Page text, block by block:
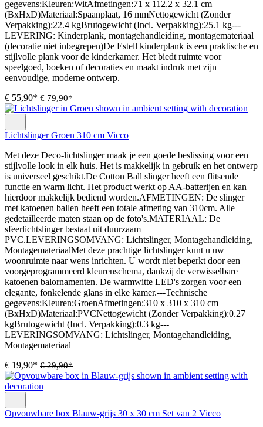
gegevens:Kleuren:WitAfmetingen:71 x 112.2 x 32.1 cm
(BxHxD)Materiaal:Spaanplaat, 16 mmNettogewicht (Zonder
Verpakking):22.4 kgBrutogewicht (Incl. Verpakking):25.1 kg---
LEVERING: Kinderplank, montagehandleiding, montagemateriaal
(decoratie niet inbegrepen)De Estell kinderplank is een praktische en
stijlvolle plank voor de kinderkamer. Het biedt ruimte voor
speelgoed, boeken of decoraties en maakt indruk met zijn
eenvoudige, moderne ontwerp.
€ 55,90* € 79,90*
Lichtslinger Groen 310 cm Vicco
Met deze Deco-lichtslinger maak je een goede beslissing voor een
stijlvolle look in elk huis. Het is makkelijk in gebruik en het ontwerp
is universeel geschikt.De Cotton Ball slinger heeft een flitsende
functie en warm licht. Het product werkt op AA-batterijen en kan
hierdoor makkelijk bediend worden.AFMETINGEN: De slinger
met katoenen ballen heeft een totale afmeting van 310cm. Alle
gedetailleerde maten staan op de foto's.MATERIAAL: De
sfeerlichtslinger bestaat uit duurzaam
PVC.LEVERINGSOMVANG: Lichtslinger, Montagehandleiding,
MontagemateriaalMet deze prachtige lichtslinger kunt u uw
woonruimte naar wens inrichten. U wordt niet beperkt door een
voorgeprogrammeerd kleurenschema, dankzij de verwisselbare
katoenen balornamenten. De warmwitte LED's zorgen voor een
elegante, fonkelende glans in elke kamer.---Technische
gegevens:Kleuren:GroenAfmetingen:310 x 310 x 310 cm
(BxHxD)Materiaal:PVCNettogewicht (Zonder Verpakking):0.27
kgBrutogewicht (Incl. Verpakking):0.3 kg---
LEVERINGSOMVANG: Lichtslinger, Montagehandleiding,
Montagemateriaal
€ 19,90* € 29,90*
Opvouwbare box Blauw-grijs 30 x 30 cm Set van 2 Vicco